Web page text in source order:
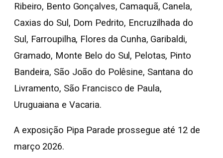
Ribeiro, Bento Gonçalves, Camaquã, Canela,
Caxias do Sul, Dom Pedrito, Encruzilhada do
Sul, Farroupilha, Flores da Cunha, Garibaldi,
Gramado, Monte Belo do Sul, Pelotas, Pinto
Bandeira, São João do Polêsine, Santana do
Livramento, São Francisco de Paula,
Uruguaiana e Vacaria.
A exposição Pipa Parade prossegue até 12 de
março 2026.